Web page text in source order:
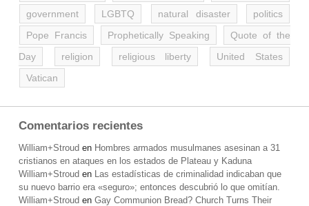
government
LGBTQ natural disaster
politics
Pope Francis
Prophetically Speaking
Quote of the
Day
religion religious liberty
United States
Vatican
Comentarios recientes
William+Stroud en Hombres armados musulmanes asesinan a 31
cristianos en ataques en los estados de Plateau y Kaduna
William+Stroud en Las estadísticas de criminalidad indicaban que
su nuevo barrio era «seguro»; entonces descubrió lo que omitían.
William+Stroud en Gay Communion Bread? Church Turns Their